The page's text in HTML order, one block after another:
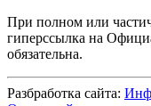
При полном или
гиперссылка на
обязательна.
Разбработка сайта: